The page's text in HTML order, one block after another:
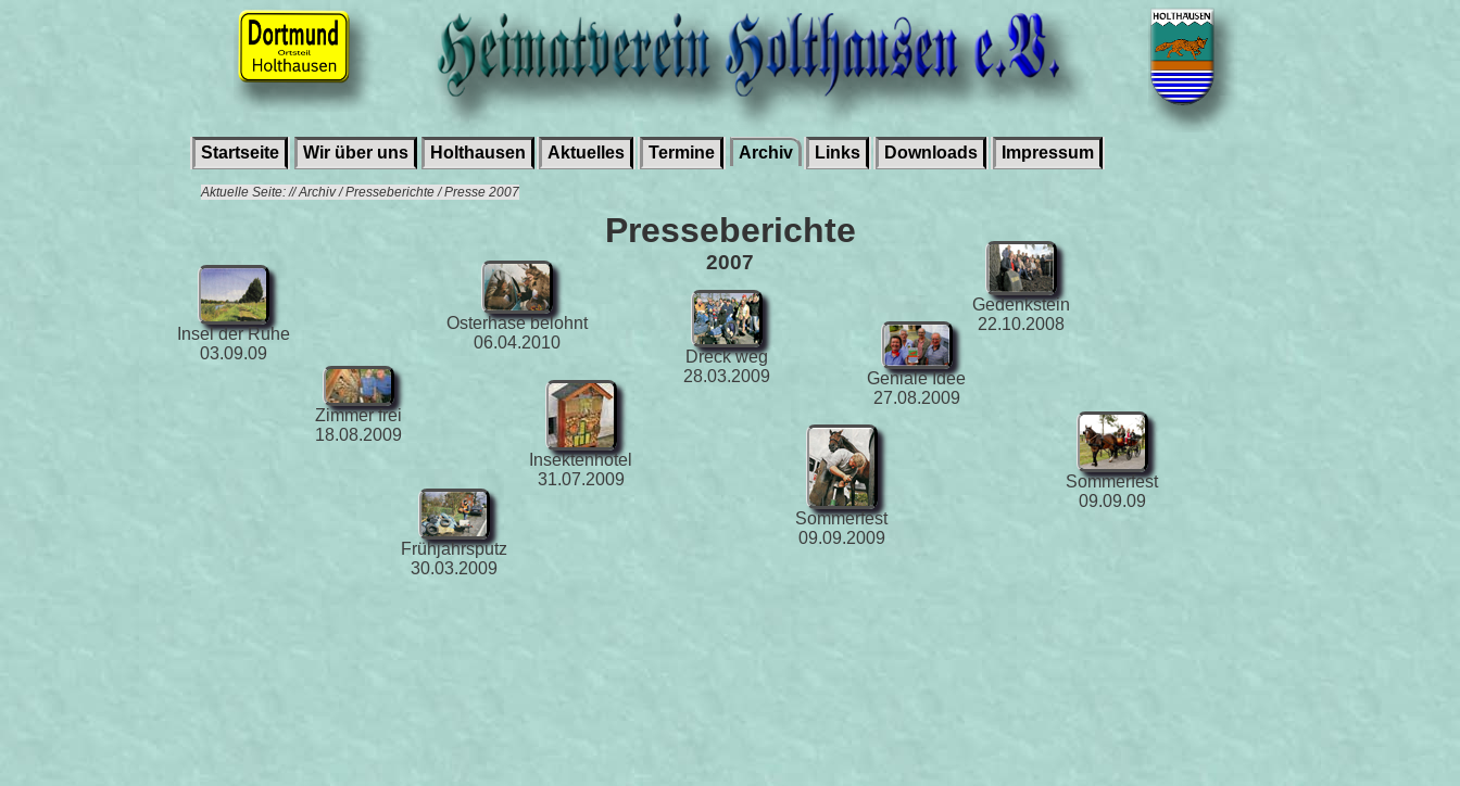
Startseite Wir über uns Holthausen Aktuelles Termine Archiv Links Downloads Impressum
Aktuelle Seite: // Archiv / Presseberichte / Presse 2007
Presseberichte
2007
Dreck weg
28.03.2009
Sommerfest
09.09.09
Osterhase belohnt
06.04.2010
Zimmer frei
18.08.2009
Insektenhotel
31.07.2009
Frühjahrsputz
30.03.2009
Gedenkstein
22.10.2008
Sommerfest
09.09.2009
Geniale Idee
27.08.2009
Insel der Ruhe
03.09.09